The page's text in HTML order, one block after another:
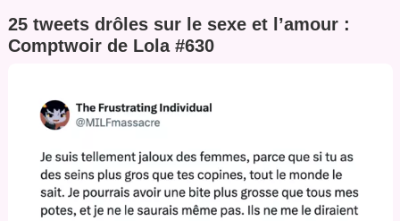
25 tweets drôles sur le sexe et l’amour :
Comptwoir de Lola #630